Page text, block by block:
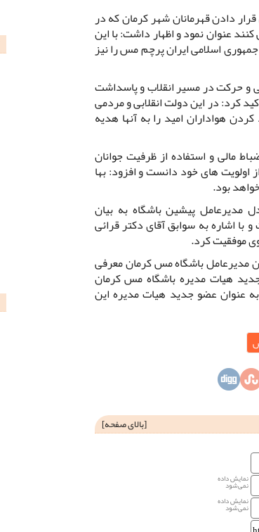
دادن قهرمانان شهر کرمان که در
عنوان نمود و اظهار داشت: با این
اسلامی ایران پرچم مس را نیز
و حرکت در مسیر انقلاب و پاسداشت
کرد: در این دولت انقلابی و مردمی
هواداران امید را به آنها هدیه
مالی و استفاده از ظرفیت جوانان
اولویت های خود دانست و افزود: بها
بود.
پیشین باشگاه به بیان
با اشاره به سوابق آقای دکتر قرائی
موفقیت کرد.
مدیرعامل باشگاه مس کرمان معرفی
هیات مدیره باشگاه مس کرمان
عنوان عضو جدید هیات مدیره این
[بالای صفحه]
نمایش داده
نمی‌شود
نمایش داده
نمی‌شود